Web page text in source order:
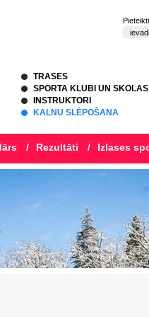
TRASES
SPORTA KLUBI UN SKOLAS
INSTRUKTORI
KALNU SLĒPOŠANA
/ Rezultāti / Izlases